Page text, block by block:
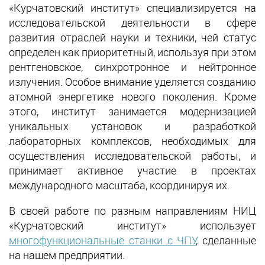
«Курчатовский институт» специализируется на
исследовательской деятельности в сфере
развития отраслей науки и техники, чей статус
определен как приоритетный, используя при этом
рентгеновское, синхротронное и нейтронное
излучения. Особое внимание уделяется созданию
атомной энергетике нового поколения. Кроме
этого, институт занимается модернизацией
уникальных установок и разработкой
лабораторных комплексов, необходимых для
осуществления исследовательской работы, и
принимает активное участие в проектах
международного масштаба, координируя их.
В своей работе по разным направлениям НИЦ
«Курчатовский институт» использует
многофункциональные станки с ЧПУ, сделанные
на нашем предприятии.